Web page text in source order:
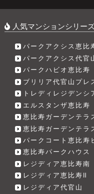
人気マンションシリー
パークアクシス恵比
パークアクシス代官
パークハビオ恵比寿
ブリリア代官山プレ
トレディレジデンシ
エルスタンザ恵比寿
恵比寿ガーデンテラ
恵比寿ガーデンテラ
パークコート恵比寿
恵比寿パークハウス
レジディア恵比寿南
レジディア恵比寿Ⅱ
レジディア代官山